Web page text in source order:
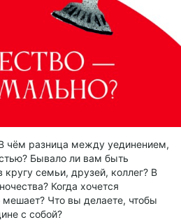
чём разница между уединением,
Бывало ли вам быть
семьи, друзей, коллег? В
Когда хочется
мешает? Что вы делаете, чтобы
с собой?